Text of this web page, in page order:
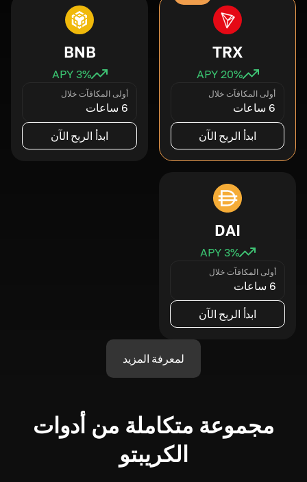
TRX
20% APY
أولى المكافآت خلال
6 ساعات
ابدأ الربح الآن
BNB
3% APY
أولى المكافآت خلال
6 ساعات
ابدأ الربح الآن
DAI
3% APY
أولى المكافآت خلال
6 ساعات
ابدأ الربح الآن
لمعرفة المزيد
مجموعة متكاملة من أدوات
الكريبتو